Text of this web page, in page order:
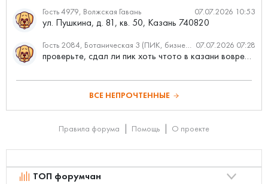
Гость 4979, Волжская Гавань 07.07.2026 10:53
ул. Пушкина, д. 81, кв. 50, Казань 740820
Гость 2084, Ботаническая 3 (ПИК, бизнес-класс) 07.07.2026 07:28
проверьте, сдал ли пик хоть чтото в казани вовремя?
ВСЕ НЕПРОЧТЕННЫЕ
Правила форума Помощь О проекте
ТОП форумчан